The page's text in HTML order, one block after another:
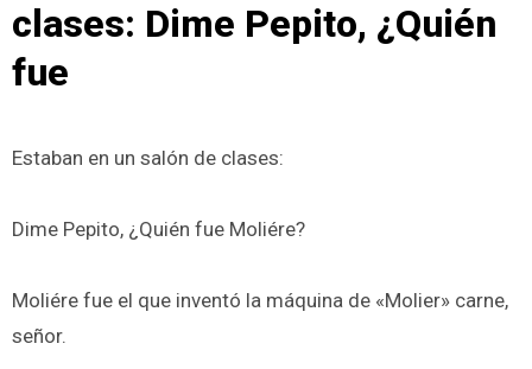
clases: Dime Pepito, ¿Quién
fue
Estaban en un salón de clases:
Dime Pepito, ¿Quién fue Moliére?
Moliére fue el que inventó la máquina de «Molier» carne,
señor.